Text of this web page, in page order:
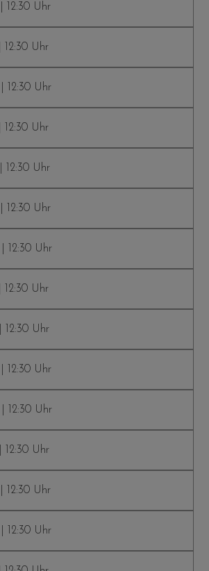
12:30 Uhr
12:30 Uhr
12:30 Uhr
12:30 Uhr
12:30 Uhr
12:30 Uhr
12:30 Uhr
12:30 Uhr
12:30 Uhr
12:30 Uhr
12:30 Uhr
12:30 Uhr
12:30 Uhr
12:30 Uhr